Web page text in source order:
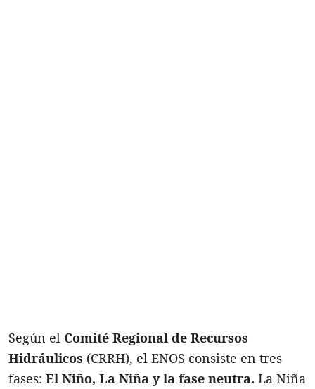
Según el Comité Regional de Recursos
Hidráulicos (CRRH), el ENOS consiste en tres
fases: El Niño, La Niña y la fase neutra. La Niña